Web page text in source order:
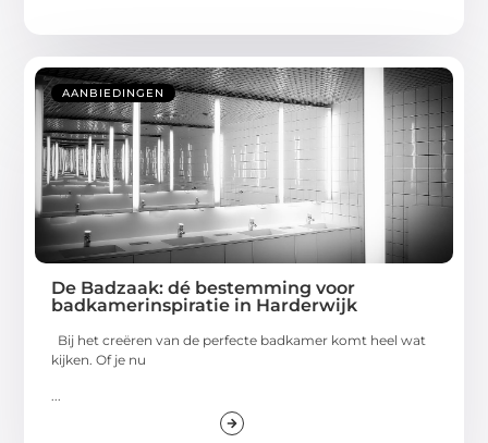
AANBIEDINGEN
De Badzaak: dé bestemming voor
badkamerinspiratie in Harderwijk
Bij het creëren van de perfecte badkamer komt heel wat
kijken. Of je nu